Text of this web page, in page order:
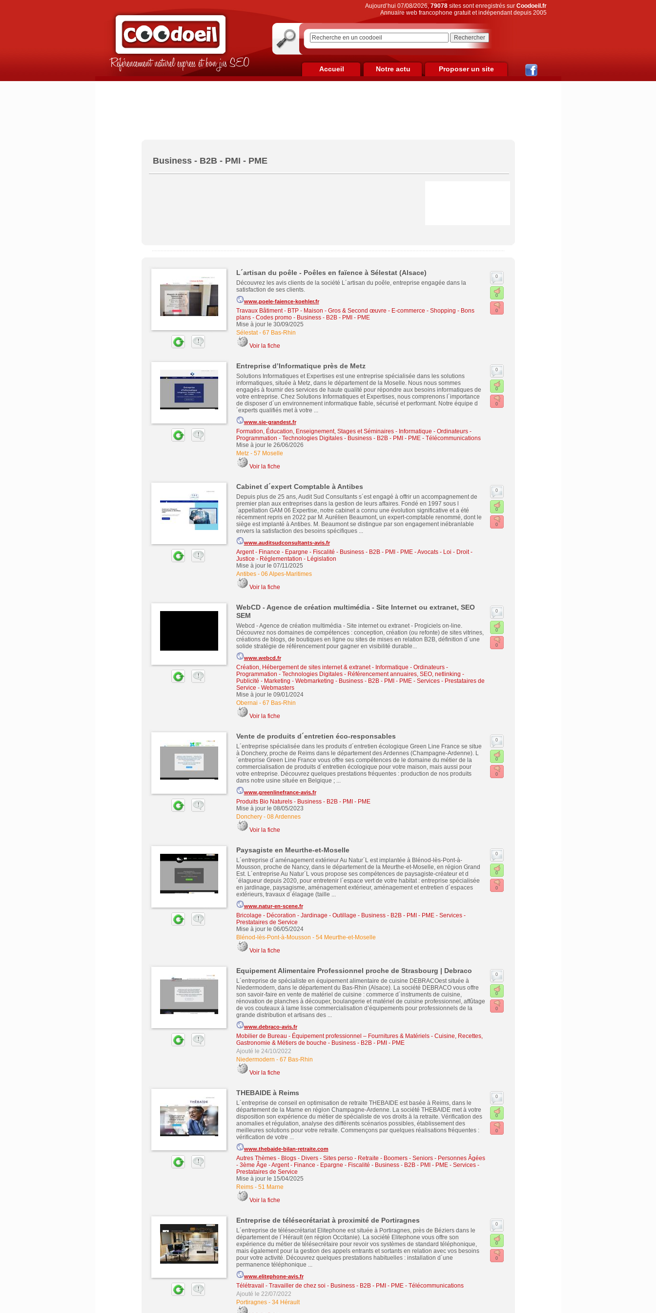
Référencement naturel express et bon jus SEO
Aujourd’hui 07/08/2026,79078sites sont enregistrés sur Coodoeil.fr
Annuaire web francophone gratuit et indépendant depuis 2005
Accueil Notre actu Proposer un site
Business - B2B - PMI - PME
L´artisan du poêle - Poêles en faïence à Sélestat (Alsace)
Découvrez les avis clients de la société L´artisan du poêle, entreprise engagée dans la
satisfaction de ses clients.
www.poele-faience-koehler.fr
Travaux Bâtiment - BTP - Maison - Gros & Second œuvre - E-commerce - Shopping - Bons
plans - Codes promo- Business - B2B - PMI - PME
Mise à jour le 30/09/2025
Sélestat- 67 Bas-Rhin
Voir la fiche
0
0
0
Entreprise d’Informatique près de Metz
Solutions Informatiques et Expertises est une entreprise spécialisée dans les solutions
informatiques, située à Metz, dans le département de la Moselle. Nous nous sommes
engagés à fournir des services de haute qualité pour répondre aux besoins informatiques de
votre entreprise. Chez Solutions Informatiques et Expertises, nous comprenons l´importance
de disposer d´un environnement informatique fiable, sécurisé et performant. Notre équipe d
´experts qualifiés met à votre ...
www.sie-grandest.fr
Formation, Éducation, Enseignement, Stages et Séminaires- Informatique - Ordinateurs -
Programmation - Technologies Digitales- Business - B2B - PMI - PME- Télécommunications
Mise à jour le 26/06/2026
Metz- 57 Moselle
Voir la fiche
0
0
0
Cabinet d´expert Comptable à Antibes
Depuis plus de 25 ans, Audit Sud Consultants s´est engagé à offrir un accompagnement de
premier plan aux entreprises dans la gestion de leurs affaires. Fondé en 1997 sous l
´appellation GAM 06 Expertise, notre cabinet a connu une évolution significative et a été
récemment repris en 2022 par M. Aurélien Beaumont, un expert-comptable renommé, dont le
siège est implanté à Antibes. M. Beaumont se distingue par son engagement inébranlable
envers la satisfaction des besoins spécifiques ...
www.auditsudconsultants-avis.fr
Argent - Finance - Epargne - Fiscalité - Business - B2B - PMI - PME-Avocats - Loi - Droit -
Justice - Réglementation - Législation
Mise à jour le 07/11/2025
Antibes- 06 Alpes-Maritimes
Voir la fiche
0
0
0
WebCD - Agence de création multimédia - Site Internet ou extranet, SEO
SEM
Webcd - Agence de création multimédia - Site internet ou extranet - Progiciels on-line.
Découvrez nos domaines de compétences : conception, création (ou refonte) de sites vitrines,
créations de blogs, de boutiques en ligne ou sites de mises en relation B2B, définition d´une
solide stratégie de référencement pour gagner en visibilité durable...
www.webcd.fr
Création, Hébergement de sites internet & extranet- Informatique - Ordinateurs -
Programmation - Technologies Digitales- Référencement annuaires, SEO, netlinking -
Publicité - Marketing - Webmarketing - Business - B2B - PMI - PME- Services - Prestataires de
Service - Webmasters
Mise à jour le 09/01/2024
Obernai - 67 Bas-Rhin
Voir la fiche
0
0
0
Vente de produits d´entretien éco-responsables
L´entreprise spécialisée dans les produits d´entretien écologique Green Line France se situe
à Donchery, proche de Reims dans le département des Ardennes (Champagne-Ardenne). L
´entreprise Green Line France vous offre ses compétences de le domaine du métier de la
commercialisation de produits d´entretien écologique pour votre maison, mais aussi pour
votre entreprise. Découvrez quelques prestations fréquentes : production de nos produits
dans notre usine située en Belgique ; ...
www.greenlinefrance-avis.fr
Produits Bio Naturels- Business - B2B - PMI - PME
Mise à jour le 08/05/2023
Donchery- 08 Ardennes
Voir la fiche
0
0
0
Paysagiste en Meurthe-et-Moselle
L´entreprise d´aménagement extérieur Au Natur´L est implantée à Blénod-lès-Pont-à-
Mousson, proche de Nancy, dans le département de la Meurthe-et-Moselle, en région Grand
Est. L´entreprise Au Natur´L vous propose ses compétences de paysagiste-créateur et d
´élagueur depuis 2020, pour entretenir l´espace vert de votre habitat : entreprise spécialisée
en jardinage, paysagisme, aménagement extérieur, aménagement et entretien d´espaces
extérieurs, travaux d´élagage (taille ...
www.natur-en-scene.fr
Bricolage - Décoration - Jardinage - Outillage - Business - B2B - PMI - PME- Services -
Prestataires de Service
Mise à jour le 06/05/2024
Blénod-lès-Pont-à-Mousson - 54 Meurthe-et-Moselle
Voir la fiche
0
0
0
Equipement Alimentaire Professionnel proche de Strasbourg | Debraco
L´entreprise de spécialiste en équipement alimentaire de cuisine DEBRACOest située à
Niedermodern, dans le département du Bas-Rhin (Alsace). La société DEBRACO vous offre
son savoir-faire en vente de matériel de cuisine : commerce d´instruments de cuisine,
rénovation de planches à découper, boulangerie et matériel de cuisine professionnel, affûtage
de vos couteaux à lame lisse commercialisation d’équipements pour professionnels de la
grande distribution et artisans des ...
www.debraco-avis.fr
Mobilier de Bureau - Équipement professionnel – Fournitures & Matériels- Cuisine, Recettes,
Gastronomie & Métiers de bouche - Business - B2B - PMI - PME
Ajouté le 24/10/2022
Niedermodern - 67 Bas-Rhin
Voir la fiche
0
0
0
THEBAIDE à Reims
L´entreprise de conseil en optimisation de retraite THEBAIDE est basée à Reims, dans le
département de la Marne en région Champagne-Ardenne. La société THEBAIDE met à votre
disposition son expérience du métier de spécialiste de vos droits à la retraite. Vérification des
anomalies et régulation, analyse des différents scénarios possibles, établissement des
meilleures solutions pour votre retraite. Commençons par quelques réalisations fréquentes :
vérification de votre ...
www.thebaide-bilan-retraite.com
Autres Thèmes - Blogs - Divers - Sites perso- Retraite - Boomers - Seniors - Personnes Âgées
- 3ème Âge -Argent - Finance - Epargne - Fiscalité - Business - B2B - PMI - PME- Services -
Prestataires de Service
Mise à jour le 15/04/2025
Reims- 51 Marne
Voir la fiche
0
0
0
Entreprise de télésecrétariat à proximité de Portiragnes
L´entreprise de télésecrétariat Elitephone est située à Portiragnes, près de Béziers dans le
département de l´Hérault (en région Occitanie). La société Elitephone vous offre son
expérience du métier de télésecrétaire pour revoir vos systèmes de standard téléphonique,
mais également pour la gestion des appels entrants et sortants en relation avec vos besoins
pour votre activité. Découvrez quelques prestations habituelles : installation d´une
permanence téléphonique ...
www.elitephone-avis.fr
Télétravail - Travailler de chez soi - Business - B2B - PMI - PME- Télécommunications
Ajouté le 22/07/2022
Portiragnes- 34 Hérault
0
0
0